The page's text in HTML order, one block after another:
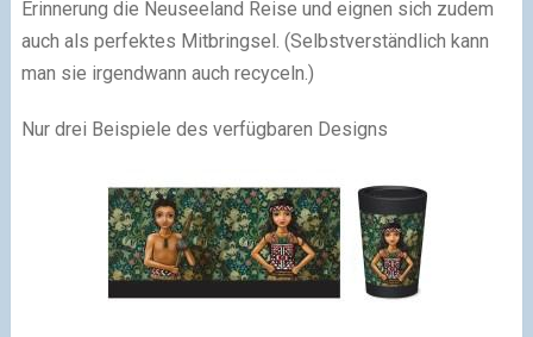
Erinnerung die Neuseeland Reise und eignen sich zudem
auch als perfektes Mitbringsel. (Selbstverständlich kann
man sie irgendwann auch recyceln.)
Nur drei Beispiele des verfügbaren Designs